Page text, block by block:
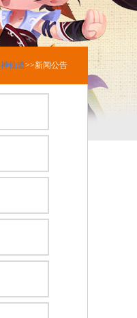
神仙道>>新闻公告